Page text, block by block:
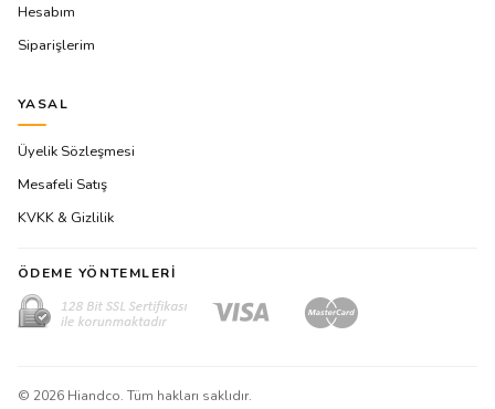
Hesabım
Siparişlerim
YASAL
Üyelik Sözleşmesi
Mesafeli Satış
KVKK & Gizlilik
ÖDEME YÖNTEMLERI
© 2026 Hiandco. Tüm hakları saklıdır.